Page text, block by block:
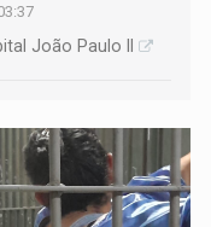
João Paulo II